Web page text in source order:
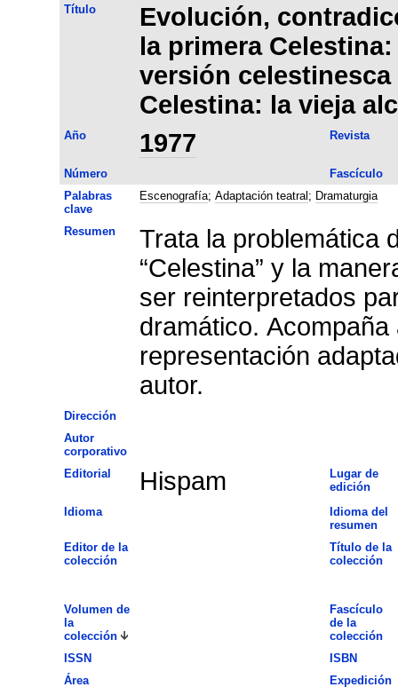
Título
Evolución,
la primera
versión
Celestina: la vieja
Año 1977 Revista
Número
Fascículo
Palabras
clave
Escenografía; Adaptación teatral ; Dramaturgia
Resumen
Trata la problemática
“Celestina” y la
ser reinterpretados
dramático.
representación
autor.
Dirección
Autor
corporativo
Editorial
Hispam
Lugar de
edición
Idioma
Idioma del
resumen
Editor de la
colección
Título de la
colección
Volumen de
la
colección
Fascículo
de la
colección
ISSN
ISBN
Área
Expedición